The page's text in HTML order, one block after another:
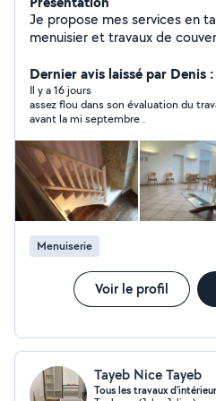
Je propose mes services en
menuisier et travaux de
opérationnel dès à présent.
le Tour de France de
le travail précis, réflechi et
Dernier avis laissé par Denis
Il y a 16 jours
assez flou dans son évaluation du
avant la mi septembre .
Menuiserie
Voir le profil
Tayeb Nice Tayeb
Tous les travaux d'intérieur